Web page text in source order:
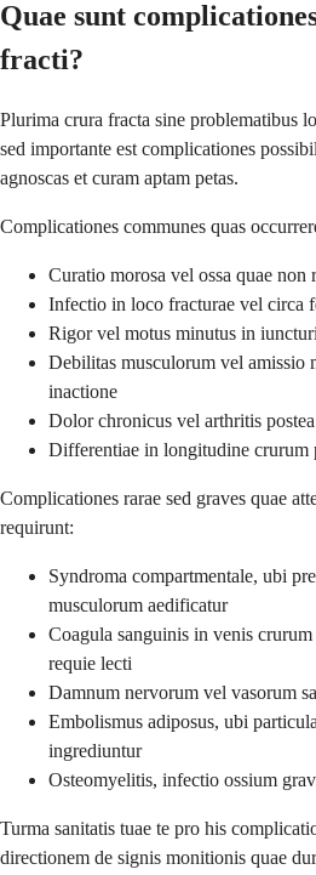
Quae sunt
fracti?
Plurima crura fracta sine problematibus
sed importante est complicationes
agnoscas et curam aptam petas.
Complicationes communes quas
Curatio morosa vel ossa quae non
Infectio in loco fracturae vel circa
Rigor vel motus minutus in
Debilitas musculorum vel amissio
inactione
Dolor chronicus vel arthritis
Differentiae in longitudine crurum
Complicationes rarae sed graves quae
requirunt:
Syndroma compartmentale, ubi
musculorum aedificatur
Coagula sanguinis in venis
requie lecti
Damnum nervorum vel vasorum
Embolismus adiposus, ubi
ingrediuntur
Osteomyelitis, infectio ossium
Turma sanitatis tuae te pro his
directionem de signis monitionis quae